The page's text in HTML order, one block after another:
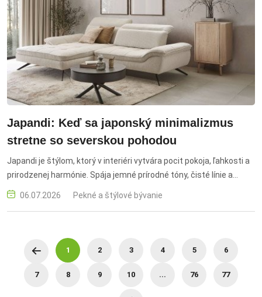
Japandi: Keď sa japonský minimalizmus
stretne so severskou pohodou
Japandi je štýlom, ktorý v interiéri vytvára pocit pokoja, ľahkosti a
prirodzenej harmónie. Spája jemné prírodné tóny, čisté línie a
estetický minimalizmus inšpirovaný Japonskom s útulnosťou a
funkčnosťou škandinávskeho bývania. Dva tak odlišné svety
06.07.2026 Pekné a štýlové bývanie
1 2 3 4 5 6
7 8 9 10 ... 76 77